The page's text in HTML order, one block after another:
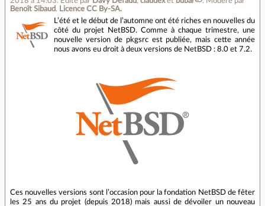
Benoît Sibaud. Licence CC By‑SA.
L’été et le début de l’automne ont été riches en nouvelles du
côté du projet NetBSD. Comme à chaque trimestre, une
nouvelle version de pkgsrc est publiée, mais cette année
nous avons eu droit à deux versions de NetBSD : 8.0 et 7.2.
Ces nouvelles versions sont l’occasion pour la fondation NetBSD de fêter
les 25 ans du projet (depuis 2018) mais aussi de dévoiler un nouveau